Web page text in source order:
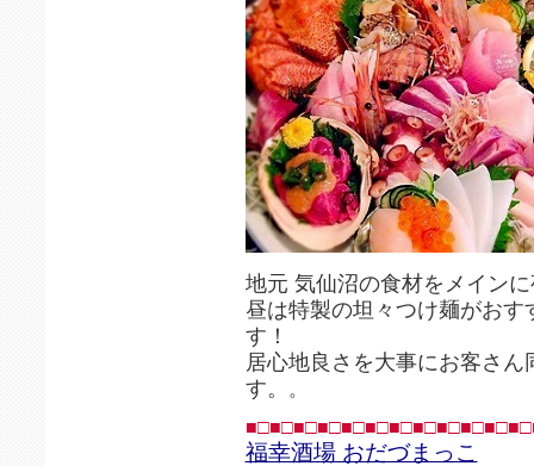
地元 気仙沼の食材をメイン
昼は特製の坦々つけ麺がお
す！
居心地良さを大事にお客さ
す。
。
福幸酒場 おだづまっこ